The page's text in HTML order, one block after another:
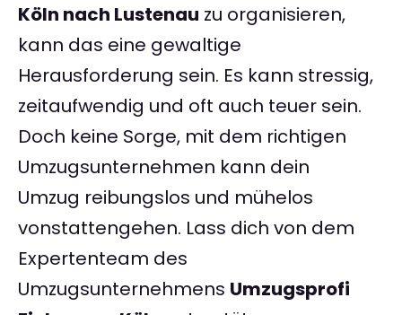
Köln nach Lustenau zu organisieren,
kann das eine gewaltige
Herausforderung sein. Es kann stressig,
zeitaufwendig und oft auch teuer sein.
Doch keine Sorge, mit dem richtigen
Umzugsunternehmen kann dein
Umzug reibungslos und mühelos
vonstattengehen. Lass dich von dem
Expertenteam des
Umzugsunternehmens Umzugsprofi